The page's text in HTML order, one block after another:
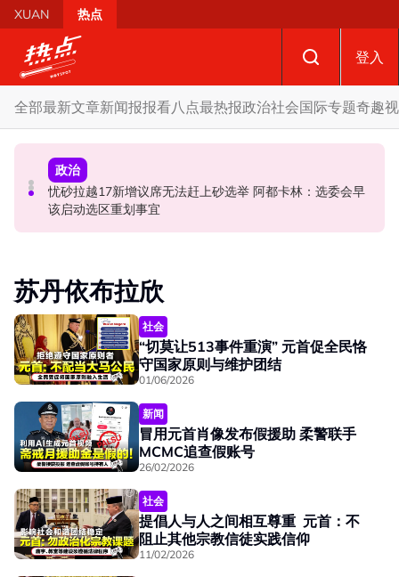
Skip to main content
XUAN 热点
登入
全部最新文章新闻报报看八点最热报政治社会国际专题奇趣
政治
开放与各方合作迎战甲州选 扎希：国阵捍卫甲州21席
政治
自上周起不能访问MyKHAS系统 罗诗雅：影响安邦居民各
类援助发放
政治
忧砂拉越17新增议席无法赶上砂选举 阿都卡林：选委会早
该启动选区重划事宜
苏丹依布拉欣
社会
“切莫让513事件重演” 元首促全民恪
守国家原则与维护团结
01/06/2026
新闻
冒用元首肖像发布假援助 柔警联手
MCMC追查假账号
26/02/2026
社会
提倡人与人之间相互尊重 元首：不
阻止其他宗教信徒实践信仰
11/02/2026